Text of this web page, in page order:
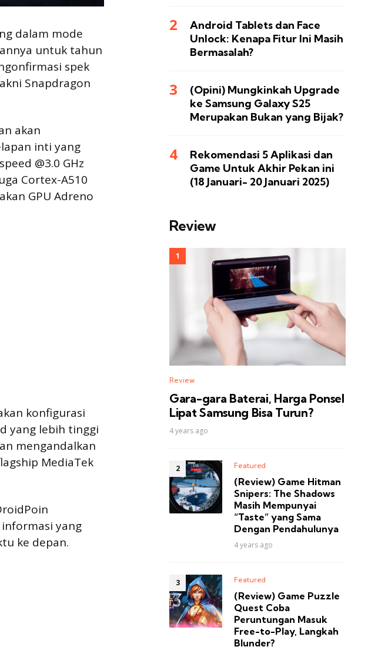
dalam mode
untuk tahun
spek
Snapdragon
akan
inti yang
@3.0 GHz
Cortex-A510
GPU Adreno
konfigurasi
yang lebih tinggi
mengandalkan
MediaTek
yang
ke depan.
Android Tablets dan Face
Unlock: Kenapa Fitur Ini Masih
Bermasalah?
(Opini) Mungkinkah Upgrade
ke Samsung Galaxy S25
Merupakan Bukan yang Bijak?
Rekomendasi 5 Aplikasi dan
Game Untuk Akhir Pekan ini
(18 Januari- 20 Januari 2025)
Review
Review
Gara-gara Baterai, Harga Ponsel
Lipat Samsung Bisa Turun?
4 years ago
Featured
(Review) Game Hitman
Snipers: The Shadows
Masih Mempunyai
“Taste” yang Sama
Dengan Pendahulunya
4 years ago
Featured
(Review) Game Puzzle
Quest Coba
Peruntungan Masuk
Free-to-Play, Langkah
Blunder?